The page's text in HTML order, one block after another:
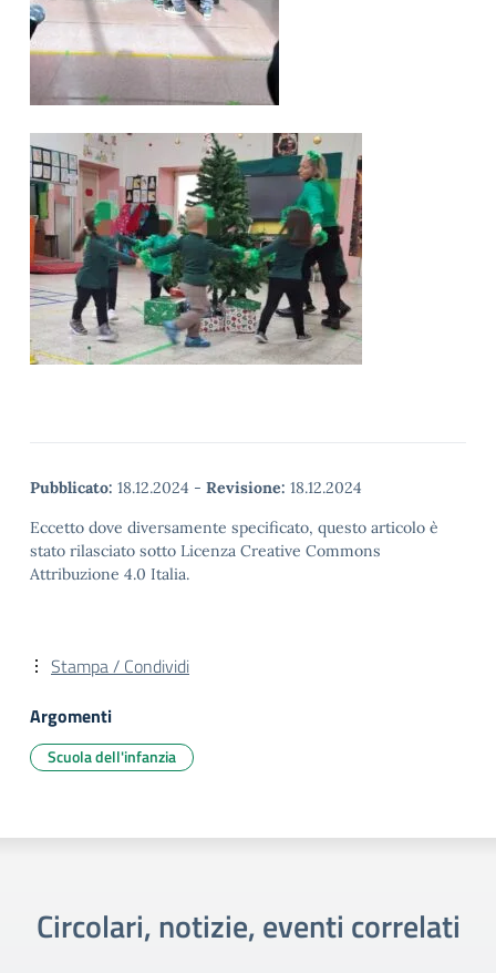
Pubblicato: 18.12.2024 - Revisione: 18.12.2024
Eccetto dove diversamente specificato, questo articolo è
stato rilasciato sotto Licenza Creative Commons
Attribuzione 4.0 Italia.
Stampa / Condividi
Argomenti
Scuola dell'infanzia
Circolari, notizie, eventi correlati